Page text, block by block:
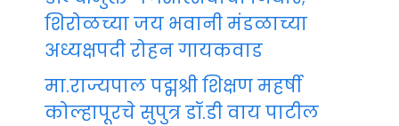
शिरोळच्या जय भवानी मंडळाच्या
अध्यक्षपदी रोहन गायकवाड
मा.राज्यपाल पद्मश्री शिक्षण महर्षी
कोल्हापूरचे सुपुत्र डॉ.डी वाय पाटील